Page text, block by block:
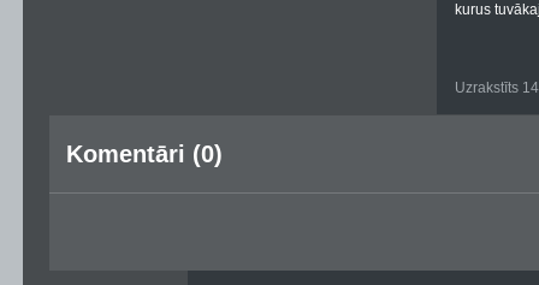
kurus
Uzrakstīts
Komentāri (0)